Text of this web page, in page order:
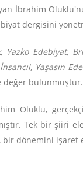
İbrahim
dergisini
Edebiyat,
Yaşasın
Oluklu,
Tek bir şiiri
bir dönemini